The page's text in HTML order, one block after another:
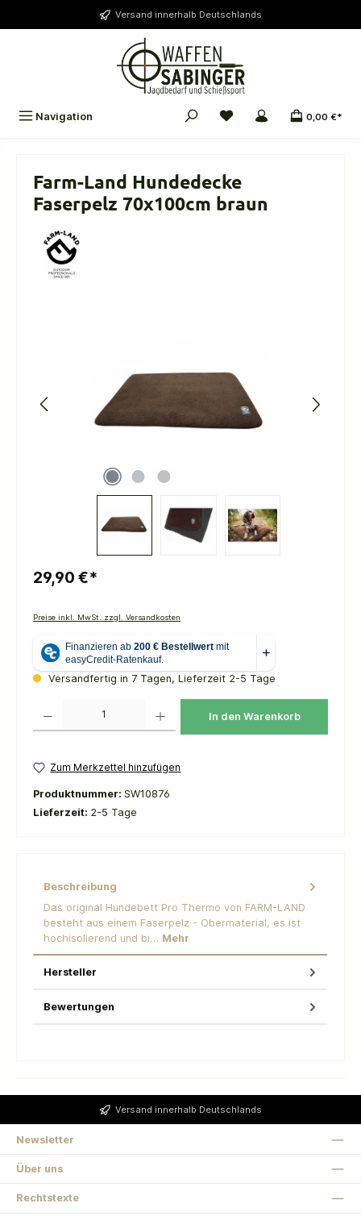
Versand innerhalb Deutschlands
Navigation 0,00 €*
Farm-Land Hundedecke
Faserpelz 70x100cm braun
29,90 €*
Preise inkl. MwSt. zzgl. Versandkosten
Versandfertig in 7 Tagen, Lieferzeit 2-5 Tage
In den Warenkorb
Zum Merkzettel hinzufügen
Produktnummer: SW10876
Lieferzeit: 2-5 Tage
Beschreibung
Das original Hundebett Pro Thermo von FARM-LAND
besteht aus einem Faserpelz - Obermaterial, es ist
hochisolierend und bi… Mehr
Hersteller
Bewertungen
Versand innerhalb Deutschlands
Newsletter
Über uns
Rechtstexte